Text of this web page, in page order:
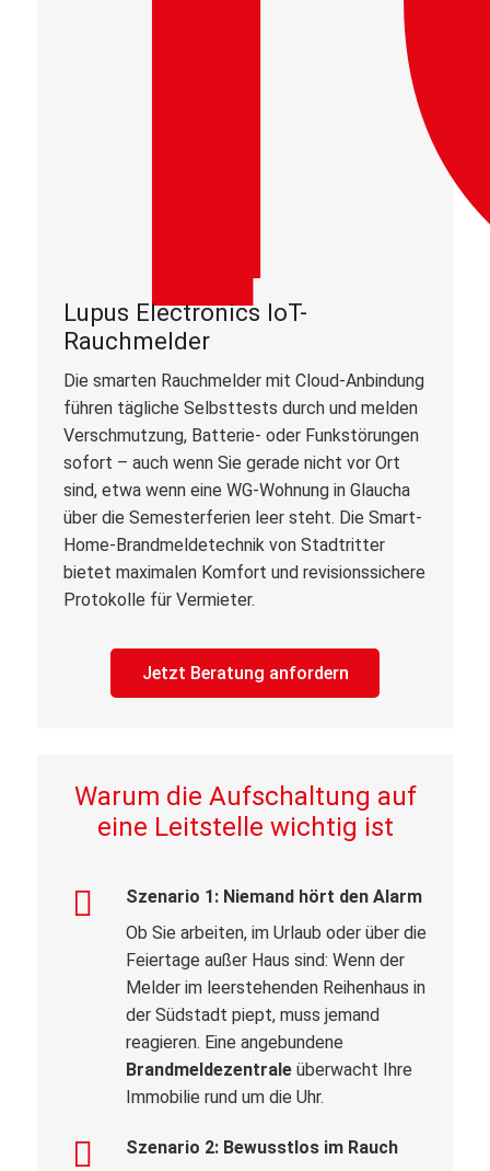
Lupus Electronics IoT-
Rauchmelder
Die smarten Rauchmelder mit Cloud-Anbindung
führen tägliche Selbsttests durch und melden
Verschmutzung, Batterie- oder Funkstörungen
sofort – auch wenn Sie gerade nicht vor Ort
sind, etwa wenn eine WG-Wohnung in Glaucha
über die Semesterferien leer steht. Die Smart-
Home-Brandmeldetechnik von Stadtritter
bietet maximalen Komfort und revisionssichere
Protokolle für Vermieter.
Jetzt Beratung anfordern
Warum die Aufschaltung auf
eine Leitstelle wichtig ist
Szenario 1: Niemand hört den Alarm
Ob Sie arbeiten, im Urlaub oder über die
Feiertage außer Haus sind: Wenn der
Melder im leerstehenden Reihenhaus in
der Südstadt piept, muss jemand
reagieren. Eine angebundene
Brandmeldezentraleüberwacht Ihre
Immobilie rund um die Uhr.
Szenario 2: Bewusstlos im Rauch